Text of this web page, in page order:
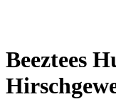
Beeztees